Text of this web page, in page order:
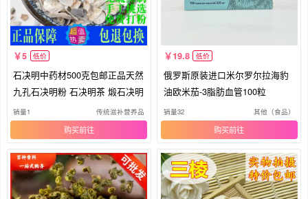
5 低价
石决明中药材500克包邮正品天然
九孔石决明粉 石决明茶 煅石决明
销量1 传统滋补营养品
购买
19.8 低价
俄罗斯原装进口米尔罗尔拉海豹
油欧米茄-3脂肪血管100粒
销量32 其他（食品）
购买